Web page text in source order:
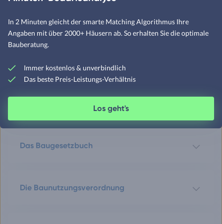
Und so den Freibetrag alle zehn Jahre erneut nutzen.
Generelle Baugesetze des Bundes
Das Baugesetzbuch
Die Baunutzungsverordnung
In 2 Minuten gleicht der smarte Matching Algorithmus Ihre
Angaben mit über 2000+ Häusern ab. So erhalten Sie die optimale
Bauberatung.
Immer kostenlos & unverbindlich
Das beste Preis-Leistungs-Verhältnis
Los geht's